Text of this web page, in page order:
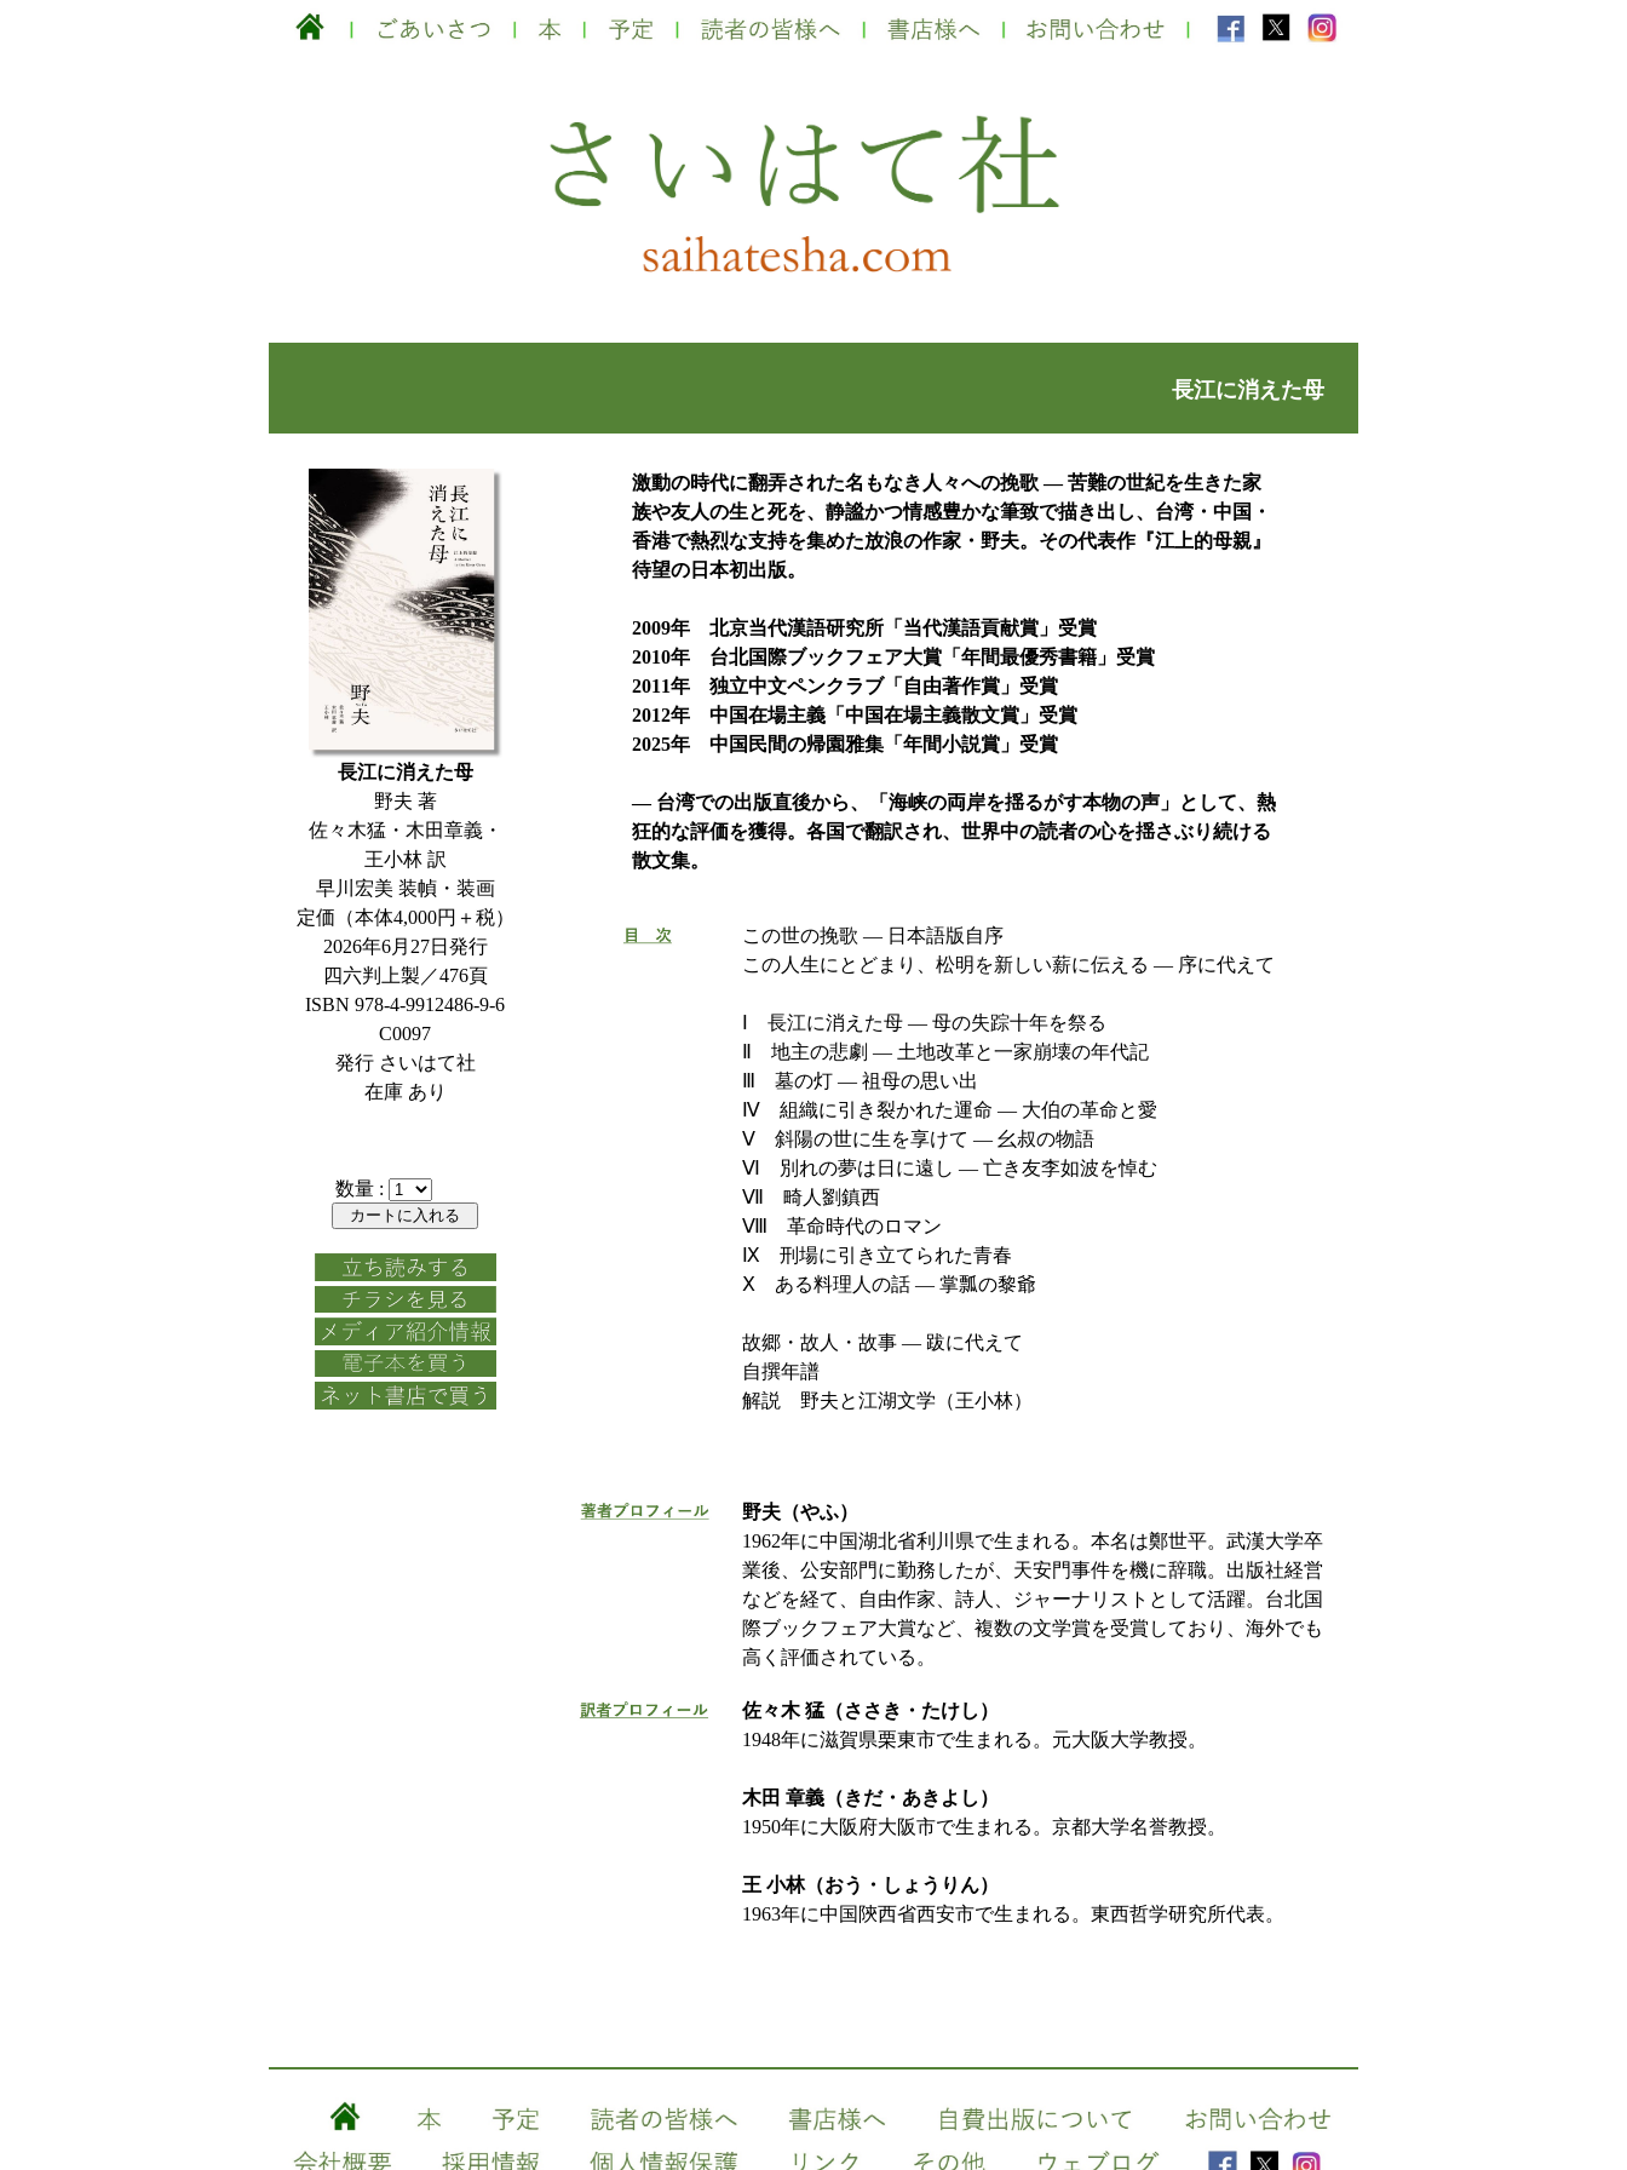
長江に消えた母
長江に消えた母
野夫 著
佐々木猛・木田章義・
王小林 訳
早川宏美 装幀・装画
定価（本体4,000円＋税）
2026年6月27日発行
四六判上製／476頁
ISBN 978-4-9912486-9-6
C0097
発行 さいはて社
在庫 あり
数量 :
激動の時代に翻弄された名もなき人々への挽歌 ― 苦難の世紀を生きた家
族や友人の生と死を、静謐かつ情感豊かな筆致で描き出し、台湾・中国・
香港で熱烈な支持を集めた放浪の作家・野夫。その代表作『江上的母親』
待望の日本初出版。
2009年 北京当代漢語研究所「当代漢語貢献賞」受賞
2010年 台北国際ブックフェア大賞「年間最優秀書籍」受賞
2011年 独立中文ペンクラブ「自由著作賞」受賞
2012年 中国在場主義「中国在場主義散文賞」受賞
2025年 中国民間の帰園雅集「年間小説賞」受賞
― 台湾での出版直後から、「海峡の両岸を揺るがす本物の声」として、熱
狂的な評価を獲得。各国で翻訳され、世界中の読者の心を揺さぶり続ける
散文集。
この世の挽歌 ― 日本語版自序
この人生にとどまり、松明を新しい薪に伝える ― 序に代えて
Ⅰ 長江に消えた母 ― 母の失踪十年を祭る
Ⅱ 地主の悲劇 ― 土地改革と一家崩壊の年代記
Ⅲ 墓の灯 ― 祖母の思い出
Ⅳ 組織に引き裂かれた運命 ― 大伯の革命と愛
Ⅴ 斜陽の世に生を享けて ― 幺叔の物語
Ⅵ 別れの夢は日に遠し ― 亡き友李如波を悼む
Ⅶ 畸人劉鎮西
Ⅷ 革命時代のロマン
Ⅸ 刑場に引き立てられた青春
Ⅹ ある料理人の話 ― 掌瓢の黎爺
故郷・故人・故事 ― 跋に代えて
自撰年譜
解説 野夫と江湖文学（王小林）
野夫（やふ）
1962年に中国湖北省利川県で生まれる。本名は鄭世平。武漢大学卒
業後、公安部門に勤務したが、天安門事件を機に辞職。出版社経営
などを経て、自由作家、詩人、ジャーナリストとして活躍。台北国
際ブックフェア大賞など、複数の文学賞を受賞しており、海外でも
高く評価されている。
佐々木 猛（ささき・たけし）
1948年に滋賀県栗東市で生まれる。元大阪大学教授。
木田 章義（きだ・あきよし）
1950年に大阪府大阪市で生まれる。京都大学名誉教授。
王 小林（おう・しょうりん）
1963年に中国陝西省西安市で生まれる。東西哲学研究所代表。